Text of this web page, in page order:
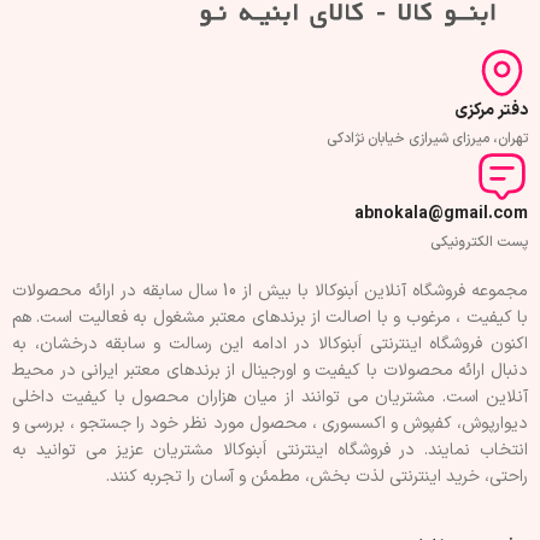
دفتر مرکزی
تهران، میرزای شیرازی خیابان نژادکی
abnokala@gmail.com
پست الکترونیکی
مجموعه فروشگاه آنلاین اَبنوکالا با بیش از 10 سال سابقه در ارائه محصولات
با کيفيت ، مرغوب و با اصالت از برندهای معتبر مشغول به فعاليت است. هم
اکنون فروشگاه اینترنتی اَبنوکالا در ادامه اين رسالت و سابقه درخشان، به
دنبال ارائه محصولات با کيفيت و اورجينال از برندهای معتبر ايرانی در محيط
آنلاين است. مشتريان می توانند از ميان هزاران محصول با کيفيت داخلی
دیوارپوش، کفپوش و اکسسوری ، محصول مورد نظر خود را جستجو ، بررسی و
انتخاب نمايند. در فروشگاه اینترنتی اَبنوکالا مشتريان عزیز می توانيد به
راحتی، خرید اینترنتی لذت بخش، مطمئن و آسان را تجربه کنند.